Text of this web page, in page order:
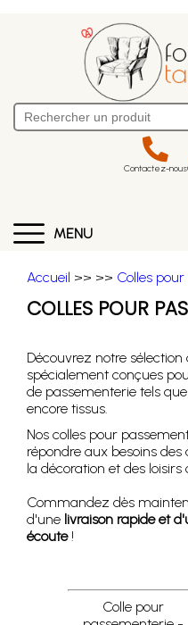
Contactez-nous
MENU
Accueil >> >> Colles
COLLES POUR
Découvrez notre
spécialement conçues
de passementerie tels
encore tissus.
Nos colles pour
répondre aux besoins
la décoration et des loisirs
Commandez dès
d'une livraison rapide et
écoute!
Colle pour